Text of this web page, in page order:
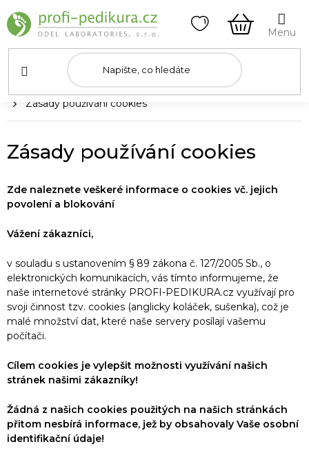
na
obsah
NÁKUPNÍ
KOŠÍK
DomůZásady používání cookies
Zásady používání cookies
Zde naleznete veškeré informace o cookies vč. jejich
povolení a blokování
Vážení zákazníci,
v souladu s ustanovením § 89 zákona č. 127/2005 Sb., o
elektronických komunikacích, vás tímto informujeme, že
naše internetové stránky PROFI-PEDIKURA.cz využívají pro
svoji činnost tzv. cookies (anglicky koláček, sušenka), což je
malé množství dat, které naše servery posílají vašemu
počítači.
Cílem cookies je vylepšit možnosti využívání našich
stránek našimi zákazníky!
Žádná z našich cookies použitých na našich stránkách
přitom nesbírá informace, jež by obsahovaly Vaše osobní
identifikační údaje!